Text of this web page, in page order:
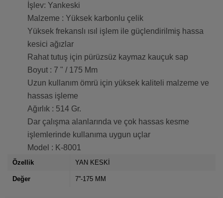
İşlev: Yankeski
Malzeme : Yüksek karbonlu çelik
Yüksek frekanslı ısıl işlem ile güçlendirilmiş hassa
kesici ağızlar
Rahat tutuş için pürüzsüz kaymaz kauçuk sap
Boyut : 7 " / 175 Mm
Uzun kullanım ömrü için yüksek kaliteli malzeme ve
hassas işleme
Ağırlık : 514 Gr.
Dar çalışma alanlarında ve çok hassas kesme
işlemlerinde kullanıma uygun uçlar
Model : K-8001
Özellik YAN KESKİ
Değer 7''-175 MM